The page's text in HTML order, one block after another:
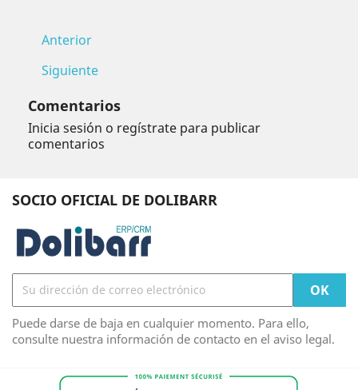
Anterior
Siguiente
Comentarios
Inicia sesión o regístrate para publicar
comentarios
SOCIO OFICIAL DE DOLIBARR
Puede darse de baja en cualquier momento. Para ello,
consulte nuestra información de contacto en el aviso legal.